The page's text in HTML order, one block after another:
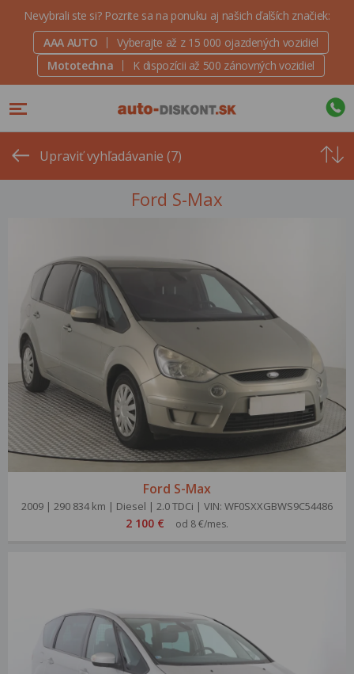
Nevybrali ste si? Pozrite sa na ponuku aj našich ďalších značiek:
AAA AUTO
Vyberajte až z 15 000 ojazdených vozidiel
Mototechna
K dispozícii až 500 zánovných vozidiel
Upraviť vyhľadávanie (7)
ceny
Ford S-Max
Ford S-Max
2009 | 290 834 km | Diesel | 2.0 TDCi | VIN: WF0SXXGBWS9C54486
2 100 € od 8 €/mes.